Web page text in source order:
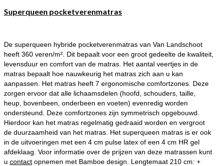
variaties.
kan
gekozen
worden
op
de
productpagina
Superqueen pocketverenmatras
De superqueen hybride pocketverenmatras van Van Landschoot
heeft 360 veren/m². Dit bepaalt voor een groot gedeelte de kwaliteit,
levensduur en comfort van de matras. Het aantal veertjes in de
matras bepaalt hoe nauwkeurig het matras zich aan u kan
aanpassen. Het matras heeft 7 ergonomische comfortzones. Deze
zorgen ervoor dat alle lichaamsdelen (hoofd, schouders, taille,
heup, bovenbeen, onderbeen en voeten) evenredig worden
ondersteund. Deze comfortzones zijn symmetrisch opgebouwd.
Hierdoor kan het matras regelmatig gedraaid worden en vergroot
de duurzaamheid van het matras. Het superqueen matras is er ook
in de uitvoeringen met een 4 cm pulse latex of een 4 cm HR gel
afdeklaag. Voor informatie over de prijzen van deze matrassen kunt
u contact opnemen met Bamboe design. Lengtemaat 210 cm: +